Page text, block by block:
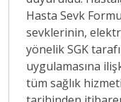
Hasta Sevk
sevklerinin,
yönelik SGK
uygulamasına
tüm sağlık